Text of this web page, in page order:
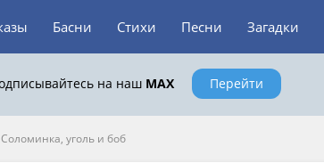
Басни Стихи Песни Загадки
на наш MAX Перейти
уголь и боб